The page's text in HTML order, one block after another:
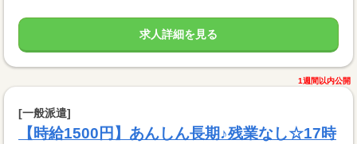
求人詳細を見る
1週間以内公開
[一般派遣]
【時給1500円】あんしん長期♪残業なし☆17時